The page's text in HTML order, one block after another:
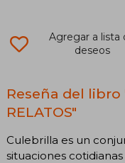
Agregar a lista
deseos
Reseña del libro
RELATOS"
Culebrilla es un
situaciones